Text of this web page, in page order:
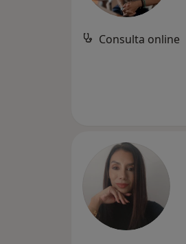
Consulta online